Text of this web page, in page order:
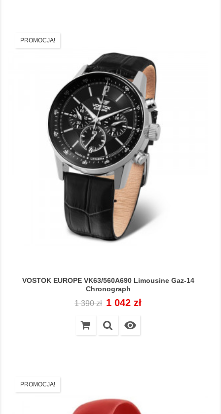
PROMOCJA!
VOSTOK EUROPE VK63/560A690 Limousine Gaz-14
Chronograph
Cena
1 390 zł Cena
1 042 zł

PROMOCJA!